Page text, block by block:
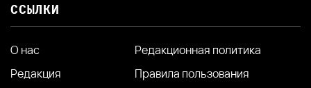
ССЫЛКИ
О нас
Редакция
Редакционная политика
Правила пользования